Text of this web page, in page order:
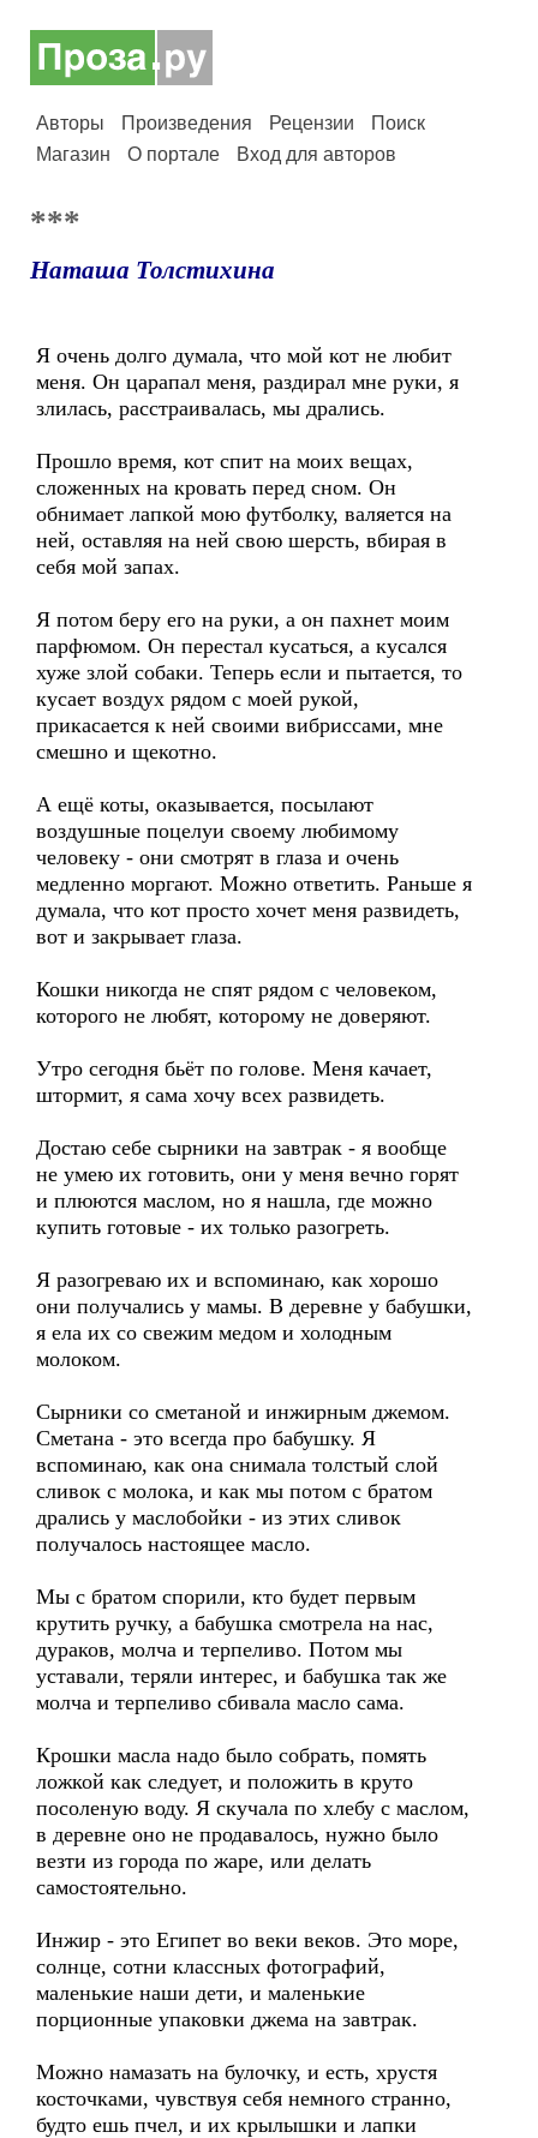
Авторы Произведения Рецензии
Поиск
Магазин
О портале Вход для авторов
***
Наташа Толстихина
Я очень долго думала, что мой кот не любит
меня. Он царапал меня, раздирал мне руки, я
злилась, расстраивалась, мы дрались.
Прошло время, кот спит на моих вещах,
сложенных на кровать перед сном. Он
обнимает лапкой мою футболку, валяется на
ней, оставляя на ней свою шерсть, вбирая в
себя мой запах.
Я потом беру его на руки, а он пахнет моим
парфюмом. Он перестал кусаться, а кусался
хуже злой собаки. Теперь если и пытается, то
кусает воздух рядом с моей рукой,
прикасается к ней своими вибриссами, мне
смешно и щекотно.
А ещё коты, оказывается, посылают
воздушные поцелуи своему любимому
человеку - они смотрят в глаза и очень
медленно моргают. Можно ответить. Раньше я
думала, что кот просто хочет меня развидеть,
вот и закрывает глаза.
Кошки никогда не спят рядом с человеком,
которого не любят, которому не доверяют.
Утро сегодня бьёт по голове. Меня качает,
штормит, я сама хочу всех развидеть.
Достаю себе сырники на завтрак - я вообще
не умею их готовить, они у меня вечно горят
и плюются маслом, но я нашла, где можно
купить готовые - их только разогреть.
Я разогреваю их и вспоминаю, как хорошо
они получались у мамы. В деревне у бабушки,
я ела их со свежим медом и холодным
молоком.
Сырники со сметаной и инжирным джемом.
Сметана - это всегда про бабушку. Я
вспоминаю, как она снимала толстый слой
сливок с молока, и как мы потом с братом
дрались у маслобойки - из этих сливок
получалось настоящее масло.
Мы с братом спорили, кто будет первым
крутить ручку, а бабушка смотрела на нас,
дураков, молча и терпеливо. Потом мы
уставали, теряли интерес, и бабушка так же
молча и терпеливо сбивала масло сама.
Крошки масла надо было собрать, помять
ложкой как следует, и положить в круто
посоленую воду. Я скучала по хлебу с маслом,
в деревне оно не продавалось, нужно было
везти из города по жаре, или делать
самостоятельно.
Инжир - это Египет во веки веков. Это море,
солнце, сотни классных фотографий,
маленькие наши дети, и маленькие
порционные упаковки джема на завтрак.
Можно намазать на булочку, и есть, хрустя
косточками, чувствуя себя немного странно,
будто ешь пчел, и их крылышки и лапки